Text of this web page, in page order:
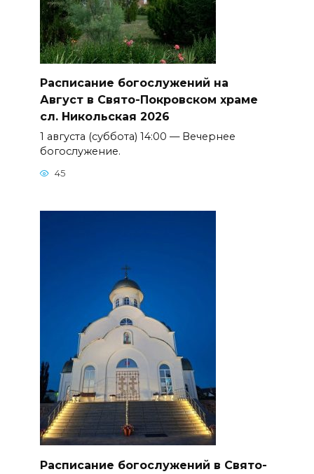
Расписание богослужений на
Август в Свято-Покровском храме
сл. Никольская 2026
1 августа (суббота) 14:00 — Вечернее
богослужение.
45
Расписание богослужений в Свято-